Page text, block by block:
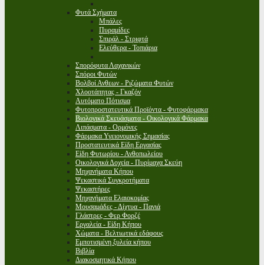
Φυτά Σχήματα
Μπάλες
Πυραμίδες
Σπιράλ - Στριφτά
Ελεύθερα - Τοπιάρια
Σπορόφυτα Λαχανικών
Σπόροι Φυτών
Βολβοί Ανθεων - Ριζώματα Φυτών
Χλοοτάπητας - Γκαζόν
Αυτόματο Πότισμα
Φυτοπροστατευτικά Προϊόντα - Φυτοφάρμακα
Βιολογικά Σκευάσματα - Οικολογικά Φάρμακα
Λιπάσματα - Ορμόνες
Φάρμακα Υγειονομικής Σημασίας
Προστατευτικά Είδη Εργασίας
Είδη Φυτωρίου - Ανθοπωλείου
Οικολογικά Δοχεία - Πυρίμαχα Σκεύη
Μηχανήματα Κήπου
Ψεκαστικά Συγκροτήματα
Ψεκαστήρες
Μηχανήματα Ελαιοκομίας
Μουσαμάδες - Δίχτυα - Πανιά
Γλάστρες - Φερ Φορζέ
Εργαλεία - Είδη Κήπου
Χώματα - Βελτιωτικά εδάφους
Εμποτισμένη ξυλεία κήπου
Βιβλία
Διακοσμητικά Κήπου